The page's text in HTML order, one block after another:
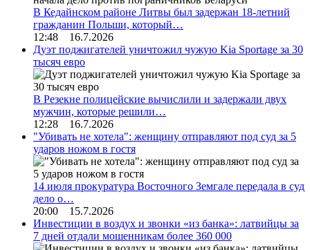
В Кедайнском районе Литвы был задержан 18-летний
гражданин Польши, который…
12:48 16.7.2026
Дуэт поджигателей уничтожил чужую Kia Sportage за 30
тысяч евро
В Резекне полицейские вычислили и задержали двух
мужчин, которые решили…
12:28 16.7.2026
"Убивать не хотела": женщину отправляют под суд за 5
ударов ножом в гостя
14 июля прокуратура Восточного Земгале передала в суд
дело о…
20:00 15.7.2026
Инвестиции в воздух и звонки «из банка»: латвийцы за
7 дней отдали мошенникам более 360 000